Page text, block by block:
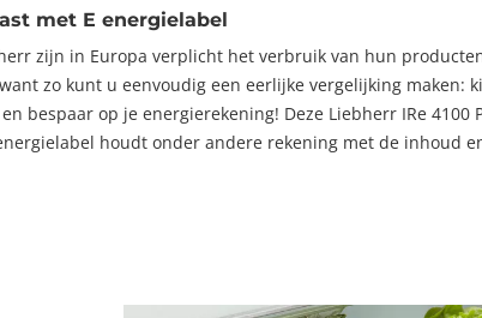
met E energielabel
zijn in Europa verplicht het verbruik van hun
zo kunt u eenvoudig een eerlijke vergelijking maken:
bespaar op je energierekening! Deze Liebherr IRe 4100
houdt onder andere rekening met de inhoud